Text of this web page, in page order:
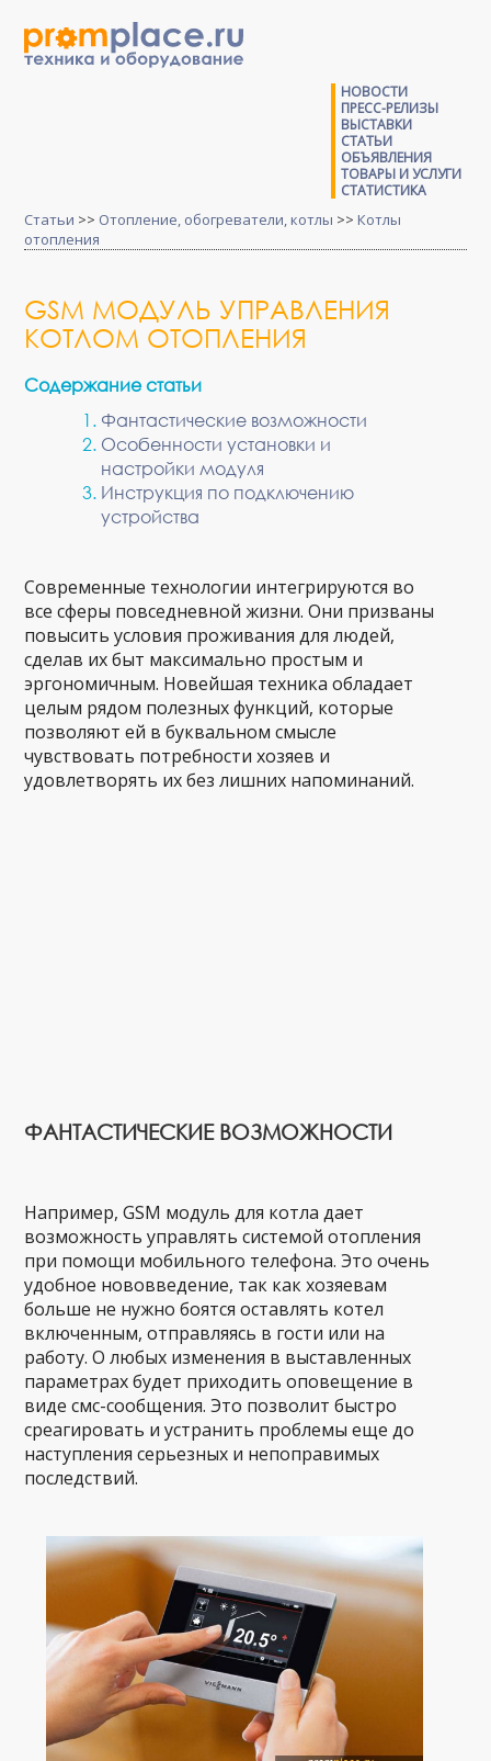
НОВОСТИ
ПРЕСС-РЕЛИЗЫ
ВЫСТАВКИ
СТАТЬИ
ОБЪЯВЛЕНИЯ
ТОВАРЫ И УСЛУГИ
СТАТИСТИКА
Статьи >> Отопление, обогреватели, котлы >> Котлы
отопления
GSM МОДУЛЬ УПРАВЛЕНИЯ
КОТЛОМ ОТОПЛЕНИЯ
Содержание статьи
Фантастические возможности
Особенности установки и
настройки модуля
Инструкция по подключению
устройства
Современные технологии интегрируются во
все сферы повседневной жизни. Они призваны
повысить условия проживания для людей,
сделав их быт максимально простым и
эргономичным. Новейшая техника обладает
целым рядом полезных функций, которые
позволяют ей в буквальном смысле
чувствовать потребности хозяев и
удовлетворять их без лишних напоминаний.
ФАНТАСТИЧЕСКИЕ ВОЗМОЖНОСТИ
Например, GSM модуль для котла дает
возможность управлять системой отопления
при помощи мобильного телефона. Это очень
удобное нововведение, так как хозяевам
больше не нужно боятся оставлять котел
включенным, отправляясь в гости или на
работу. О любых изменения в выставленных
параметрах будет приходить оповещение в
виде смс-сообщения. Это позволит быстро
среагировать и устранить проблемы еще до
наступления серьезных и непоправимых
последствий.